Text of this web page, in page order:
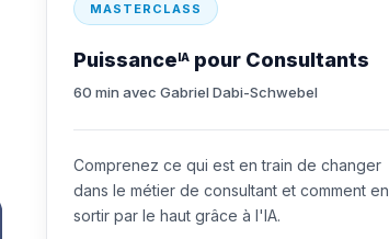
MASTERCLASS
PuissanceIA pour Consultants
60 min avec Gabriel Dabi-Schwebel
Comprenez ce qui est en train de changer
dans le métier de consultant et comment en
sortir par le haut grâce à l'IA.